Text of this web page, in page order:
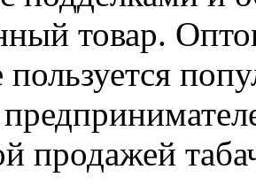
товар.
пользуется
продажей